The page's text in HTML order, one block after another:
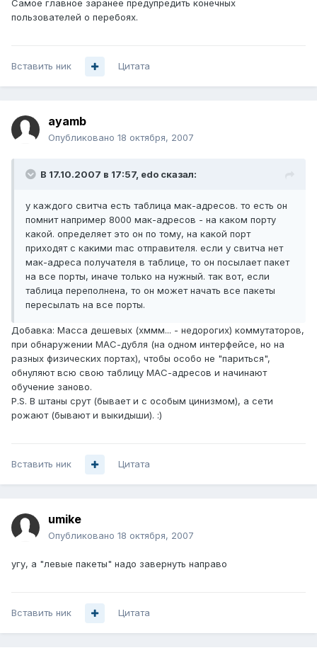
Самое главное заранее предупредить конечных
пользователей о перебоях.
Вставить ник Цитата
ayamb
Опубликовано 18 октября, 2007
В 17.10.2007 в 17:57, edo сказал:
у каждого свитча есть таблица мак-адресов. то есть он
помнит например 8000 мак-адресов - на каком порту
какой. определяет это он по тому, на какой порт
приходят с какими mac отправителя. если у свитча нет
мак-адреса получателя в таблице, то он посылает пакет
на все порты, иначе только на нужный. так вот, если
таблица переполнена, то он может начать все пакеты
пересылать на все порты.
Добавка: Масса дешевых (хммм... - недорогих) коммутаторов,
при обнаружении МАС-дубля (на одном интерфейсе, но на
разных физических портах), чтобы особо не "париться",
обнуляют всю свою таблицу МАС-адресов и начинают
обучение заново.
P.S. В штаны срут (бывает и с особым цинизмом), а сети
рожают (бывают и выкидыши). :)
Вставить ник Цитата
umike
Опубликовано 18 октября, 2007
угу, а "левые пакеты" надо завернуть направо
Вставить ник Цитата